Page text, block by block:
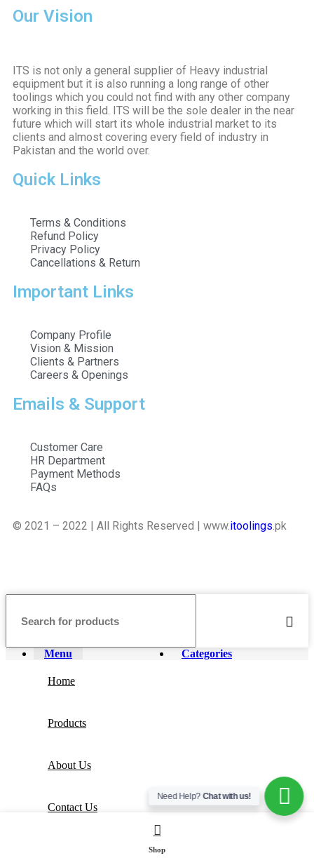
Our Vision
ITS is not only a general supplier of Heavy industrial
equipment but it is also running a long range of other
toolings which you could not find with any other company
working in this field. ITS will be the sole dealer in the near
future which will start its whole industrial market to its
clients and almost covering every field of industry in
Pakistan and the world over.
Quick Links
Terms & Conditions
Refund Policy
Privacy Policy
Cancellations & Return
Important Links
Company Profile
Vision & Mission
Clients & Partners
Careers & Openings
Emails & Support
Customer Care
HR Department
Payment Methods
FAQs
© 2021 – 2022 | All Rights Reserved | www.itoolings.pk
Menu Categories
Home
Products
About Us
Contact Us
Need Help?Chat with us!
Shop